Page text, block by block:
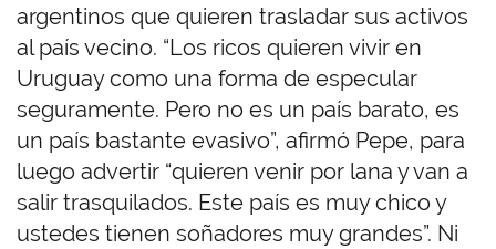
argentinos que quieren trasladar sus activos
al país vecino. “Los ricos quieren vivir en
Uruguay como una forma de especular
seguramente. Pero no es un país barato, es
un país bastante evasivo”, afirmó Pepe, para
luego advertir “quieren venir por lana y van a
salir trasquilados. Este país es muy chico y
ustedes tienen soñadores muy grandes”. Ni